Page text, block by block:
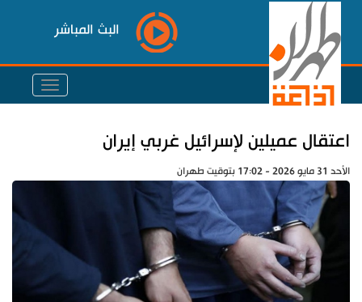
البث المباشر
اعتقال عميلين لإسرائيل غربي إيران
الأحد 31 مايو 2026 - 17:02 بتوقيت طهران